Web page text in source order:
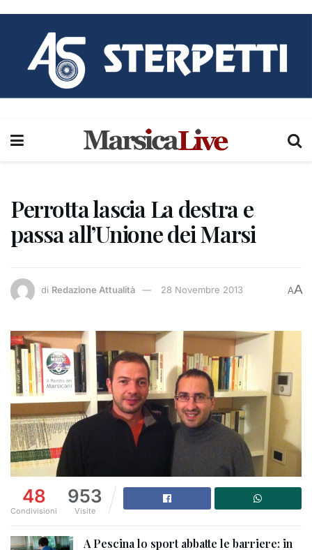
Perrotta lascia La destra e
passa all’Unione dei Marsi
di Redazione Attualità 28 Novembre 2013 AA
48
Condivisioni
953
Visite
A Pescina lo sport abbatte le barriere: in